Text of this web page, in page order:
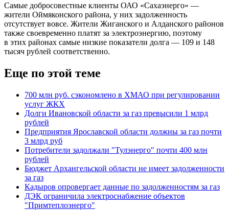
Самые добросовестные клиенты ОАО «Сахаэнерго» —
жители Оймяконского района, у них задолженность
отсутствует вовсе. Жители Жиганского и Алданского районов
также своевременно платят за электроэнергию, поэтому
в этих районах самые низкие показатели долга — 109 и 148
тысяч рублей соответственно.
Еще по этой теме
700 млн руб. сэкономлено в ХМАО при регулировании
услуг ЖКХ
Долги Ивановской области за газ превысили 1 млрд
рублей
Предприятия Ярославской области должны за газ почти
3 млрд руб
Потребители задолжали "Тулэнерго" почти 400 млн
рублей
Бюджет Архангельской области не имеет задолженности
за газ
Кадыров опровергает данные по задолженностям за газ
ДЭК ограничила электроснабжение объектов
"Примтеплоэнерго"